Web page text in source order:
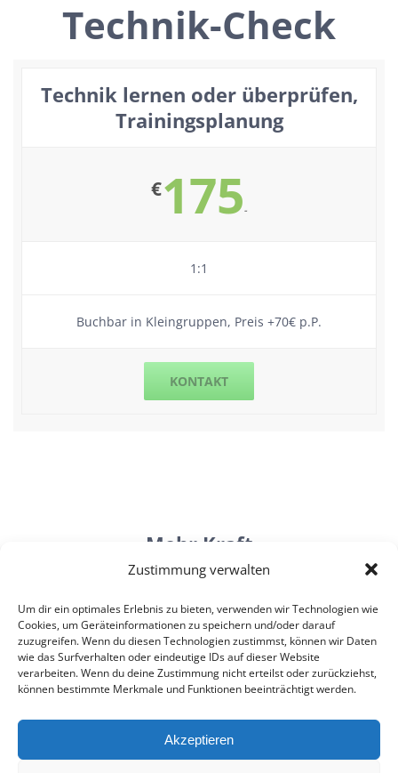
Zustimmung verwalten
Um dir ein optimales Erlebnis zu bieten, verwenden wir Technologien wie
Cookies, um Geräteinformationen zu speichern und/oder darauf
zuzugreifen. Wenn du diesen Technologien zustimmst, können wir Daten
wie das Surfverhalten oder eindeutige IDs auf dieser Website
verarbeiten. Wenn du deine Zustimmung nicht erteilst oder zurückziehst,
können bestimmte Merkmale und Funktionen beeinträchtigt werden.
Akzeptieren
Technik-Check
Technik lernen oder überprüfen,
Trainingsplanung
€175-
1:1
Buchbar in Kleingruppen, Preis +70€ p.P.
KONTAKT
Mehr Kraft
für einfachere Höhenmeter beim
Weiterempfehlen:
WhatsApp
Facebook
Twitter
LinkedIn
© 2020 Trainerman. Krafttraining. | Trainerman.de | Alle Rechte
vorbehalten |Impressum|Datenschutz